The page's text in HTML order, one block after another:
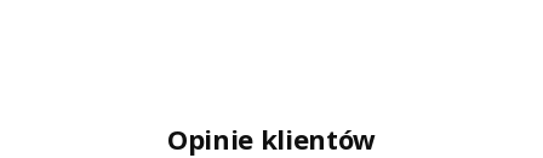
Opinie klientów